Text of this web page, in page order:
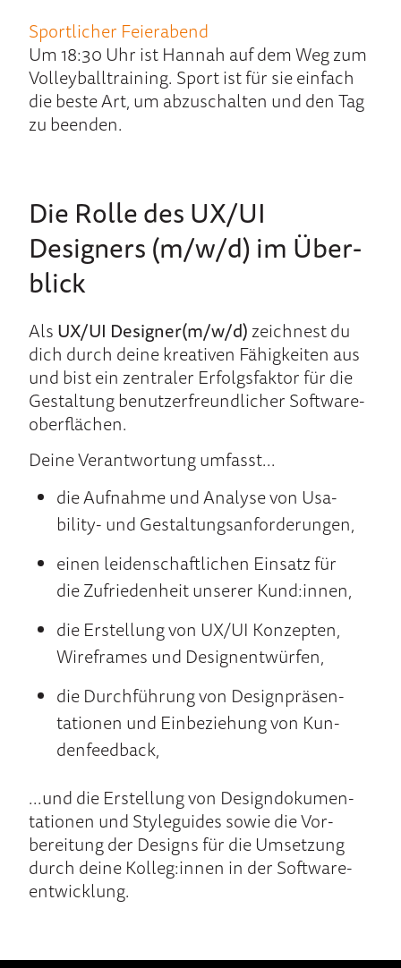
Sportlicher Feierabend
Um 18:30 Uhr ist Hannah auf dem Weg zum
Volley­ball­training. Sport ist für sie ein­fach
die bes­te Art, um ab­zu­schal­ten und den Tag
zu been­den.
Die Rolle des UX/UI
Designers (m/w/d) im Über­
blick
AlsUX/UI Designer(m/w/d)zeich­nest du
dich durch dei­ne kreati­ven Fähig­kei­ten aus
und bist ein zen­tra­ler Er­folgs­faktor für die
Ge­stal­tung benutzer­freun­dlicher Soft­ware­
ober­flächen.
Dei­ne Ver­ant­wor­tung um­fasst...
die Auf­nah­me und Ana­lyse von Usa­
bility- und Ge­stal­tungs­anfor­derungen,
ei­nen lei­den­schaft­lichen Ein­satz für
die Zu­frie­den­heit un­serer Kund:innen,
die Er­stellung von UX/UI Kon­zepten,
Wire­frames und De­sign­ent­würfen,
die Durch­füh­rung von De­sign­präsen­
tatio­nen und Ein­be­ziehung von Kun­
den­feed­back,
...und die Er­stellung von De­sign­doku­men­
tatio­nen und Style­guides sowie die Vor­
berei­tung der De­signs für die Um­setzung
durch dei­ne Kolleg:innen in der Soft­ware­
ent­wick­lung.